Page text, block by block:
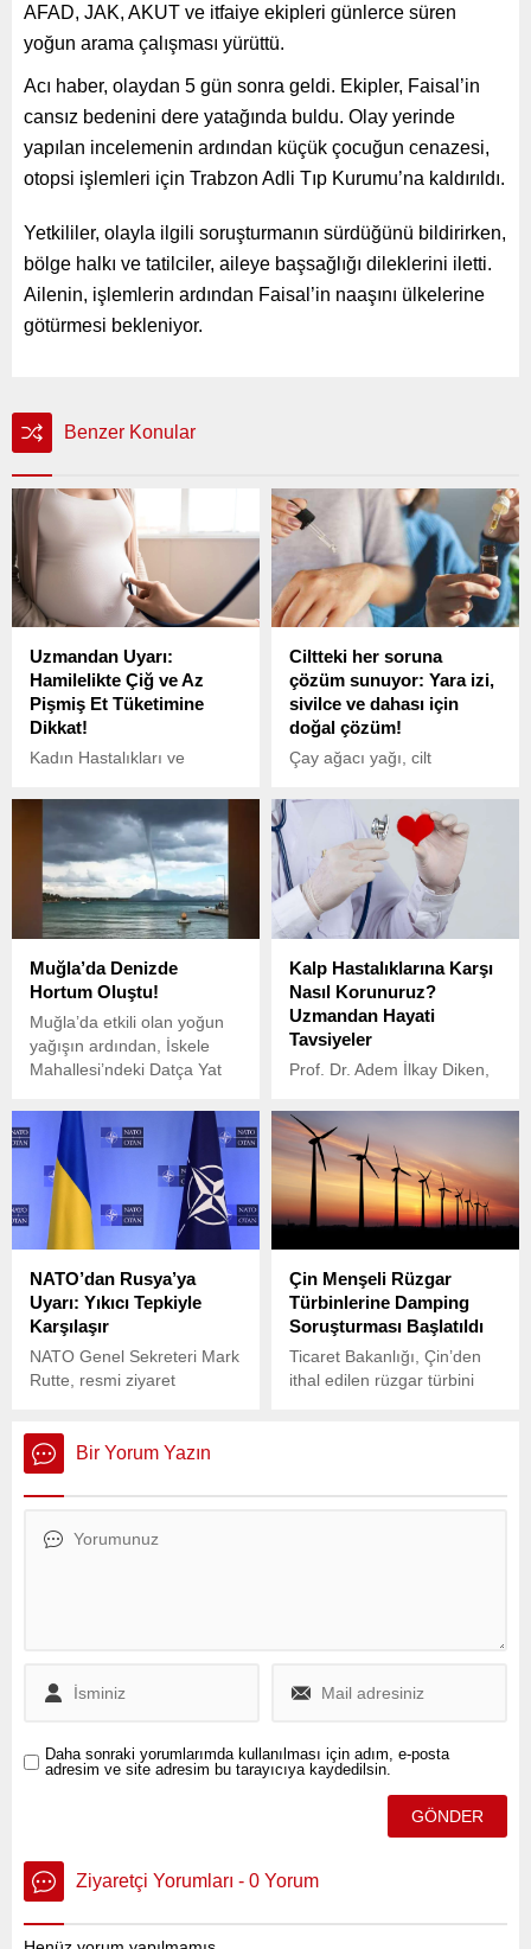
AFAD, JAK, AKUT ve itfaiye ekipleri günlerce süren
yoğun arama çalışması yürüttü.
Acı haber, olaydan 5 gün sonra geldi. Ekipler, Faisal’in
cansız bedenini dere yatağında buldu. Olay yerinde
yapılan incelemenin ardından küçük çocuğun cenazesi,
otopsi işlemleri için Trabzon Adli Tıp Kurumu’na kaldırıldı.
Yetkililer, olayla ilgili soruşturmanın sürdüğünü bildirirken,
bölge halkı ve tatilciler, aileye başsağlığı dileklerini iletti.
Ailenin, işlemlerin ardından Faisal’in naaşını ülkelerine
götürmesi bekleniyor.
Benzer Konular
Uzmandan Uyarı:
Hamilelikte Çiğ ve Az
Pişmiş Et Tüketimine
Dikkat!
Kadın Hastalıkları ve
Hakan Bilgesoy, gebelik
döneminde çiğ veya az
pişmiş et tüketmenin ciddi
sağlık riskleri taşıdığını
vurguladı.
Ciltteki her soruna
çözüm sunuyor: Yara izi,
sivilce ve dahası için
doğal çözüm!
Çay ağacı yağı, cilt
sunarak sivilce, yara ve
iltihapları hızla iyileştiriyor.
Bu mucizevi yağın sağladığı
faydaları keşfedin ve
cildinizi yenileyin!
Muğla’da Denizde
Hortum Oluştu!
Muğla’da etkili olan yoğun
yağışın ardından, İskele
Mahallesi’ndeki Datça Yat
açıklarında denizde bir
hortum oluştu.
Kalp Hastalıklarına Karşı
Nasıl Korunuruz?
Uzmandan Hayati
Tavsiyeler
Prof. Dr. Adem İlkay Diken,
hastalıklarının dünyada en
sık görülen ölüm nedenleri
arasında yer aldığını
vurgulayarak, özellikle
damar sertliği (ateroskleroz)
söyledi.
NATO’dan Rusya’ya
Uyarı: Yıkıcı Tepkiyle
Karşılaşır
NATO Genel Sekreteri Mark
Rutte, resmi ziyaret
Varşova’da Polonya
Başbakanı Donald Tusk ile
ortak bir basın toplantısı
Çin Menşeli Rüzgar
Türbinlerine Damping
Soruşturması Başlatıldı
Ticaret Bakanlığı, Çin’den
ithal edilen rüzgar türbini
yayımlanan “İthalatta
Bir Yorum Yazın
Daha sonraki yorumlarımda kullanılması için adım, e-posta
adresim ve site adresim bu tarayıcıya kaydedilsin.
Ziyaretçi Yorumları - 0 Yorum